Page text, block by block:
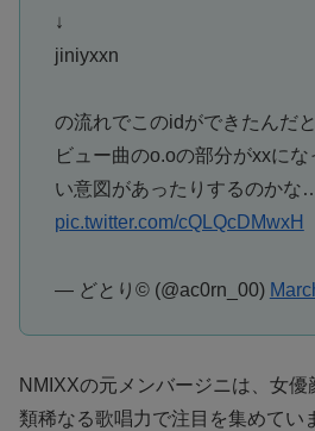
↓
jiniyxxn
の流れでこのidができたんだ
ビュー曲のo.oの部分がxxに
い意図があったりするのかな
pic.twitter.com/cQLQcDMwxH
— どとり©︎ (@ac0rn_00)
NMIXXの元メンバージニは、女優
類稀なる歌唱力で注目を集めてい